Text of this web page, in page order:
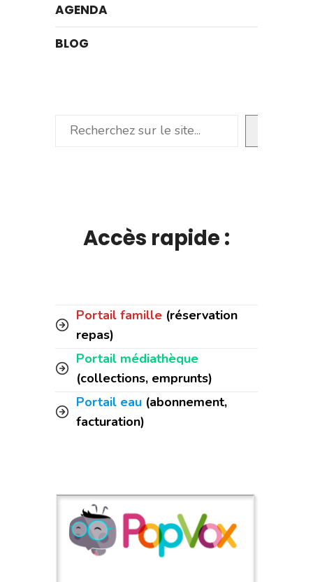
AGENDA
BLOG
Rechercher
Accès rapide :
Portail famille (réservation
repas)
Portail médiathèque
(collections, emprunts)
Portail eau (abonnement,
facturation)